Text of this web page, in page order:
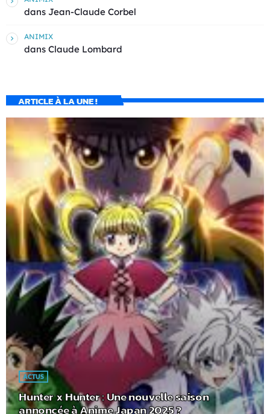
dans Jean-Claude Corbel
ANIMIX
dans Claude Lombard
ARTICLE À LA UNE !
ACTUS
Hunter x Hunter : Une nouvelle saison
annoncée à Anime Japan 2025 ?